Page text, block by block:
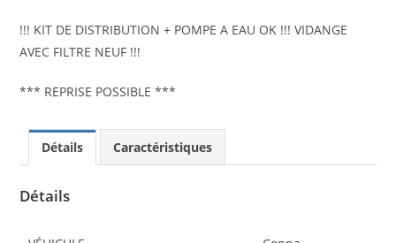
!!! KIT DE DISTRIBUTION + POMPE A EAU OK !!! VIDANGE
AVEC FILTRE NEUF !!!
*** REPRISE POSSIBLE ***
Détails Caractéristiques
Détails